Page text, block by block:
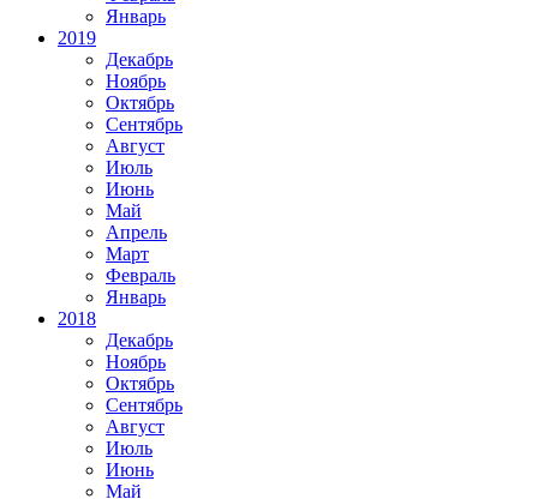
Январь
2019
Декабрь
Ноябрь
Октябрь
Сентябрь
Август
Июль
Июнь
Май
Апрель
Март
Февраль
Январь
2018
Декабрь
Ноябрь
Октябрь
Сентябрь
Август
Июль
Июнь
Май